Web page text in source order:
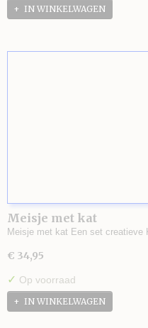
IN WINKELWAGEN
Meisje met kat
Meisje met kat Een set
€ 34,95
✓ Op voorraad
IN WINKELWAGEN